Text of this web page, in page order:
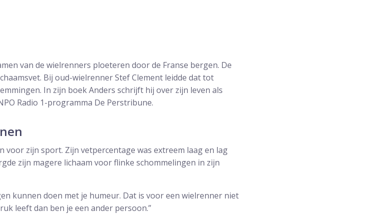
van de wielrenners ploeteren door de Franse bergen. De
Bij oud-wielrenner Stef Clement leidde dat tot
In zijn boek Anders schrijft hij over zijn leven als
Radio 1-programma De Perstribune.
voor zijn sport. Zijn vetpercentage was extreem laag en lag
zijn magere lichaam voor flinke schommelingen in zijn
kunnen doen met je humeur. Dat is voor een wielrenner niet
leeft dan ben je een ander persoon.”